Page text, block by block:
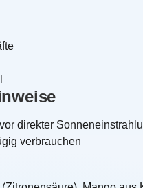
direkter
verbrauchen